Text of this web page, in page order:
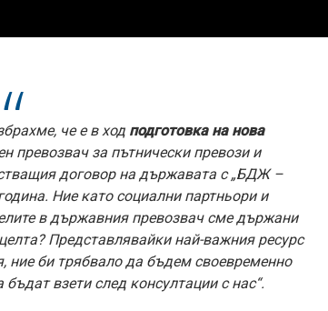
че е в ход подготовка на нова
превозвач за пътнически превози и
договор на държавата с „БДЖ –
Ние като социални партньори и
в държавния превозвач сме държани
Представлявайки най-важния ресурс
ние би трябвало да бъдем своевременно
взети след консултации с нас“.